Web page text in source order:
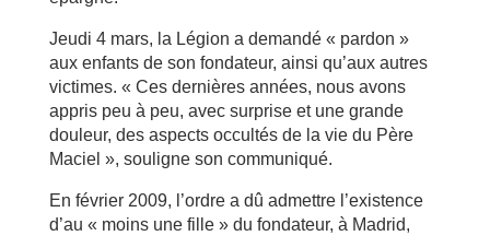
Jeudi 4 mars, la Légion a demandé « pardon »
aux enfants de son fondateur, ainsi qu’aux autres
victimes. « Ces dernières années, nous avons
appris peu à peu, avec surprise et une grande
douleur, des aspects occultés de la vie du Père
Maciel », souligne son communiqué.
En février 2009, l’ordre a dû admettre l’existence
d’au « moins une fille » du fondateur, à Madrid,